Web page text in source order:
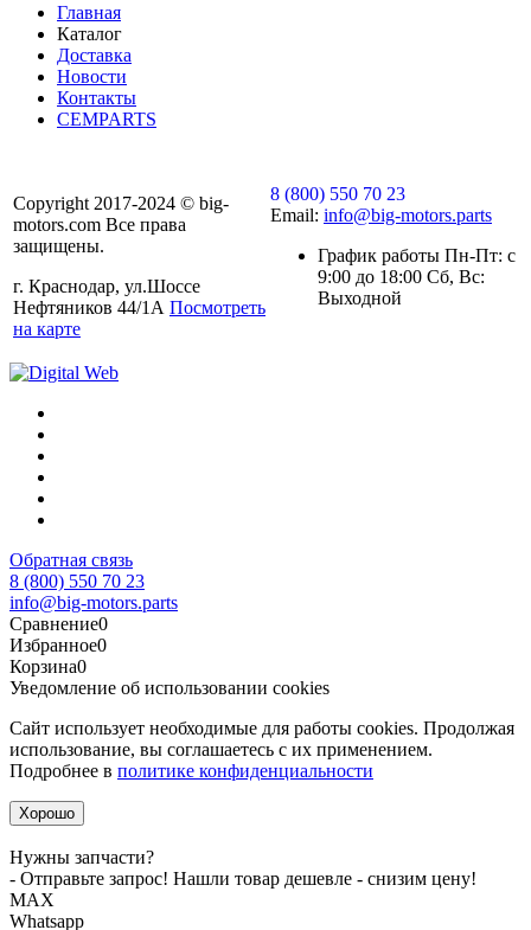
Главная
Каталог
Доставка
Новости
Контакты
CEMPARTS
Copyright 2017-2024 © big-
motors.com Все права
защищены.
г. Краснодар, ул.Шоссе
Нефтяников 44/1А Посмотреть
на карте
8 (800) 550 70 23
Email: info@big-motors.parts
График работы Пн-Пт: с
9:00 до 18:00 Сб, Вс:
Выходной
Обратная связь
8 (800) 550 70 23
info@big-motors.parts
Сравнение0
Избранное0
Корзина0
Уведомление об использовании cookies
Сайт использует необходимые для работы cookies. Продолжая
использование, вы соглашаетесь с их применением.
Подробнее в политике конфиденциальности
Хорошо
Нужны запчасти?
- Отправьте запрос! Нашли товар дешевле - снизим цену!
MАХ
Whatsapp